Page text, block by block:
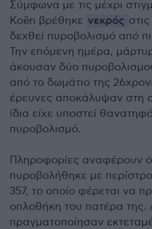
Σύμφωνα με τις μέχρι
Koën βρέθηκε νεκρός
δεχθεί πυροβολισμό από
Την επόμενη ημέρα,
άκουσαν δύο
από το δωμάτιο της
έρευνες αποκάλυψαν στη
ίδια είχε υποστεί
πυροβολισμό.
Πληροφορίες αναφέρουν
πυροβολήθηκε με
357, το οποίο φέρεται να
οπλοθήκη του πατέρα της.
πραγματοποίησαν